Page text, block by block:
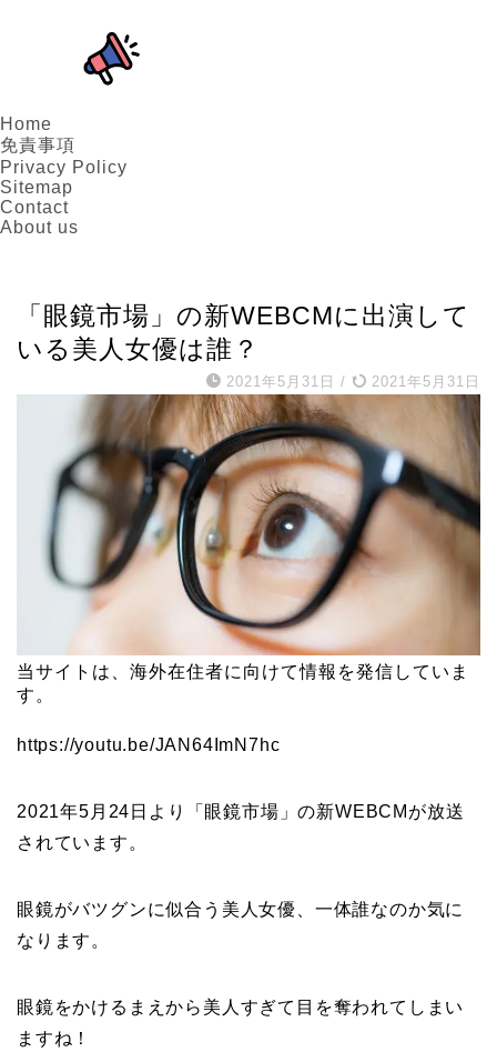
Home
免責事項
Privacy Policy
Sitemap
Contact
About us
「眼鏡市場」の新WEBCMに出演して
いる美人女優は誰？
2021年5月31日 / 2021年5月31日
当サイトは、海外在住者に向けて情報を発信していま
す。
https://youtu.be/JAN64ImN7hc
2021年5月24日より「眼鏡市場」の新WEBCMが放送
されています。
眼鏡がバツグンに似合う美人女優、一体誰なのか気に
なります。
眼鏡をかけるまえから美人すぎて目を奪われてしまい
ますね！